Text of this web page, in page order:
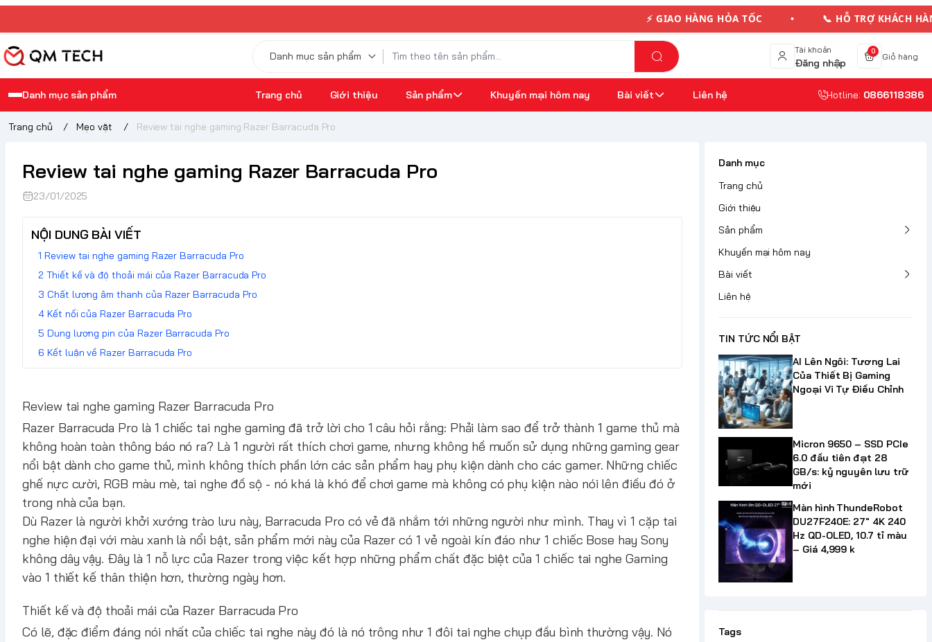
⚡ GIAO HÀNG HỎA TỐC • 📞 HỖ TRỢ KHÁCH
Tài khoản
Đăng nhập
0
Giỏ hàng
Danh mục sản phẩm Trang chủ Giới thiệu Sản phẩm Khuyến mại hôm nay Bài viết Liên hệ Hotline: 0866118386
Trang chủ / Mẹo vặt / Review tai nghe gaming Razer Barracuda Pro
Review tai nghe gaming Razer Barracuda Pro
23/01/2025
NỘI DUNG BÀI VIẾT
Review tai nghe gaming Razer Barracuda Pro
Thiết kế và độ thoải mái của Razer Barracuda Pro
Chất lượng âm thanh của Razer Barracuda Pro
Kết nối của Razer Barracuda Pro
Dung lượng pin của Razer Barracuda Pro
Kết luận về Razer Barracuda Pro
Review tai nghe gaming Razer Barracuda Pro
Razer Barracuda Pro là 1 chiếc tai nghe gaming đã trở lời cho 1 câu hỏi rằng: Phải làm sao để trở thành 1 game thủ mà
không hoàn toàn thông báo nó ra? Là 1 người rất thích chơi game, nhưng không hề muốn sử dụng những gaming gear
nổi bật dành cho game thủ, mình không thích phần lớn các sản phẩm hay phụ kiện dành cho các gamer. Những chiếc
ghế nực cười, RGB màu mè, tai nghe đồ sộ - nó khá là khó để chơi game mà không có phụ kiện nào nói lên điều đó ở
trong nhà của bạn.
Dù Razer là người khởi xướng trào lưu này, Barracuda Pro có vẻ đã nhắm tới những người như mình. Thay vì 1 cặp tai
nghe hiện đại với màu xanh là nổi bật, sản phẩm mới này của Razer có 1 vẻ ngoài kín đáo như 1 chiếc Bose hay Sony
không dây vậy. Đây là 1 nỗ lực của Razer trong việc kết hợp những phẩm chất đặc biệt của 1 chiếc tai nghe Gaming
vào 1 thiết kế thân thiện hơn, thường ngày hơn.
Thiết kế và độ thoải mái của Razer Barracuda Pro
Có lẽ, đặc điểm đáng nói nhất của chiếc tai nghe này đó là nó trông như 1 đôi tai nghe chụp đầu bình thường vậy. Nó
Danh mục
Trang chủ
Giới thiệu
Sản phẩm
Khuyến mại hôm nay
Bài viết
Liên hệ
TIN TỨC NỔI BẬT
AI Lên Ngôi: Tương Lai
Của Thiết Bị Gaming
Ngoại Vi Tự Điều Chỉnh
Micron 9650 – SSD PCIe
6.0 đầu tiên đạt 28
GB/s: kỷ nguyên lưu trữ
mới
Màn hình ThundeRobot
DU27F240E: 27" 4K 240
Hz QD-OLED, 10.7 tỉ màu
– Giá 4,999 k
Tags